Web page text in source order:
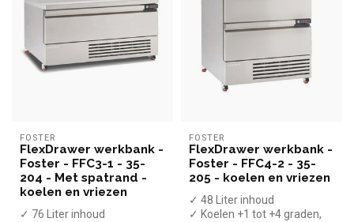
FOSTER
FlexDrawer werkbank -
Foster - FFC3-1 - 35-
204 - Met spatrand -
koelen en vriezen
✓ 76 Liter inhoud
FOSTER
FlexDrawer werkbank -
Foster - FFC4-2 - 35-
205 - koelen en vriezen
✓ 48 Liter inhoud
✓ Koelen +1 tot +4 graden,